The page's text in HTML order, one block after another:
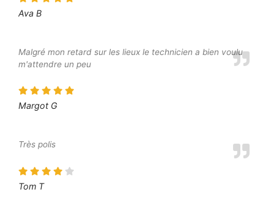
Ava B
Malgré mon retard sur les lieux le technicien a bien voulu
m'attendre un peu
Margot G
Très polis
Tom T